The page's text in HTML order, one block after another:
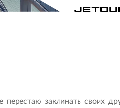
заклинать своих